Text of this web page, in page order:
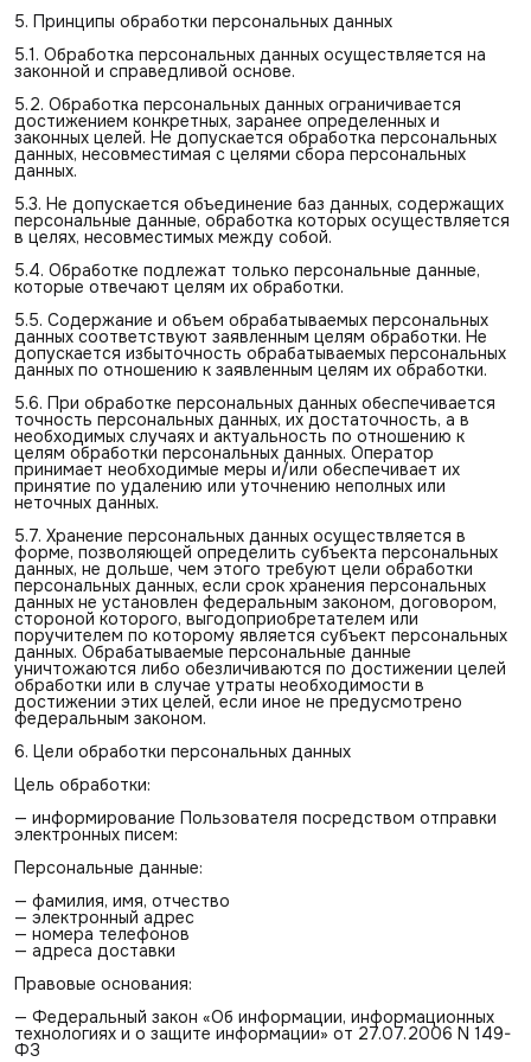
5. Принципы обработки персональных данных
5.1. Обработка персональных данных осуществляется на
законной и справедливой основе.
5.2. Обработка персональных данных ограничивается
достижением конкретных, заранее определенных и
законных целей. Не допускается обработка персональных
данных, несовместимая с целями сбора персональных
данных.
5.3. Не допускается объединение баз данных, содержащих
персональные данные, обработка которых осуществляется
в целях, несовместимых между собой.
5.4. Обработке подлежат только персональные данные,
которые отвечают целям их обработки.
5.5. Содержание и объем обрабатываемых персональных
данных соответствуют заявленным целям обработки. Не
допускается избыточность обрабатываемых персональных
данных по отношению к заявленным целям их обработки.
5.6. При обработке персональных данных обеспечивается
точность персональных данных, их достаточность, а в
необходимых случаях и актуальность по отношению к
целям обработки персональных данных. Оператор
принимает необходимые меры и/или обеспечивает их
принятие по удалению или уточнению неполных или
неточных данных.
5.7. Хранение персональных данных осуществляется в
форме, позволяющей определить субъекта персональных
данных, не дольше, чем этого требуют цели обработки
персональных данных, если срок хранения персональных
данных не установлен федеральным законом, договором,
стороной которого, выгодоприобретателем или
поручителем по которому является субъект персональных
данных. Обрабатываемые персональные данные
уничтожаются либо обезличиваются по достижении целей
обработки или в случае утраты необходимости в
достижении этих целей, если иное не предусмотрено
федеральным законом.
6. Цели обработки персональных данных
Цель обработки:
— информирование Пользователя посредством отправки
электронных писем:
Персональные данные:
— фамилия, имя, отчество
— электронный адрес
— номера телефонов
— адреса доставки
Правовые основания:
— Федеральный закон «Об информации, информационных
технологиях и о защите информации» от 27.07.2006 N 149-
ФЗ